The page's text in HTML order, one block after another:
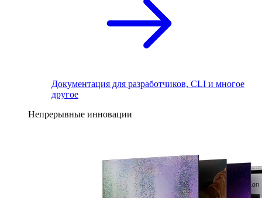
Документация для разработчиков, CLI и многое
другое
Непрерывные инновации